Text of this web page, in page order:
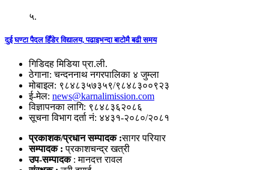
५.
दुई घण्टा पैदल हिँडेर विद्यालय, पढाइभन्दा बाटोमै बढी समय
गिडिदह मिडिया प्रा.ली.
ठेगाना: चन्दननाथ नगरपालिका ४ जुम्ला
मोबाइल: ९८४८३५७३५९/९८४८३००९२३
ई-मेल: news@karnalimission.com
विज्ञापनका लागि: ९८४८३६२०८६
सूचना विभाग दर्ता नं: ४४३१-२०८०/२०८१
प्रकाशक/प्रधान सम्पादक :सागर परियार
सम्पादक :प्रकाशचन्द्र खत्री
उप-सम्पादक: मानदत्त रावल